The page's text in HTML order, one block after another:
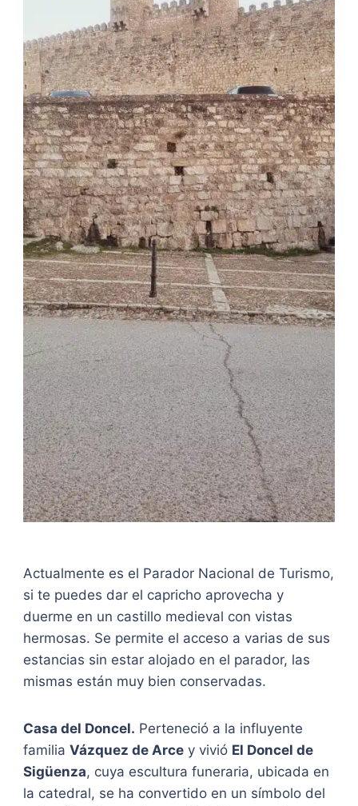
Actualmente es el Parador Nacional de Turismo,
si te puedes dar el capricho aprovecha y
duerme en un castillo medieval con vistas
hermosas. Se permite el acceso a varias de sus
estancias sin estar alojado en el parador, las
mismas están muy bien conservadas.
Casa del Doncel. Perteneció a la influyente
familia Vázquez de Arcey vivió El Doncel de
Sigüenza, cuya escultura funeraria, ubicada en
la catedral, se ha convertido en un símbolo del